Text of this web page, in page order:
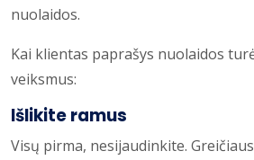
nuolaidos.
Kai klientas paprašys nuolaidos
veiksmus:
Išlikite ramus
Visų pirma, nesijaudinkite.